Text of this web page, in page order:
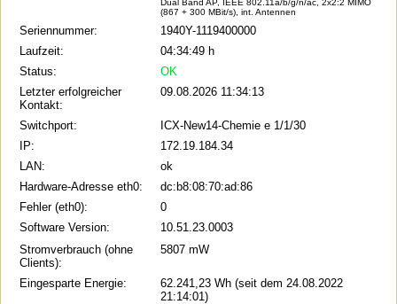
(867 + 300 MBit/s), int. Antennen
Seriennummer:
1940Y-1119400000
Laufzeit:
04:34:49 h
Status:
OK
Letzter erfolgreicher
Kontakt:
09.08.2026 11:34:13
Switchport:
ICX-New14-Chemie e 1/1/30
IP:
172.19.184.34
LAN:
ok
Hardware-Adresse eth0:
dc:b8:08:70:ad:86
Fehler (eth0):
0
Software Version:
10.51.23.0003
Stromverbrauch (ohne
Clients):
5807 mW
Eingesparte Energie:
62.241,23 Wh (seit dem 24.08.2022
21:14:01)